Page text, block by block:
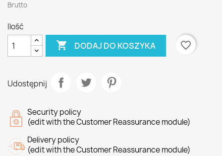
Brutto
Ilość
 DODAJ DO KOSZYKA favorite_border
Udostępnij
Security policy
(edit with the Customer Reassurance module)
Delivery policy
(edit with the Customer Reassurance module)